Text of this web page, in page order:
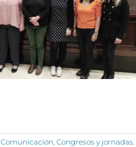
Comunicación, Congresos y jornadas,